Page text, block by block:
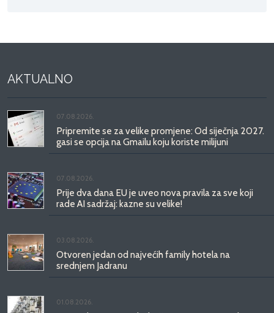
AKTUALNO
07.08.2026.
Pripremite se za velike promjene: Od siječnja 2027.
gasi se opcija na Gmailu koju koriste milijuni
07.08.2026.
Prije dva dana EU je uveo nova pravila za sve koji
rade AI sadržaj: kazne su velike!
03.08.2026.
Otvoren jedan od najvećih family hotela na
srednjem Jadranu
01.08.2026.